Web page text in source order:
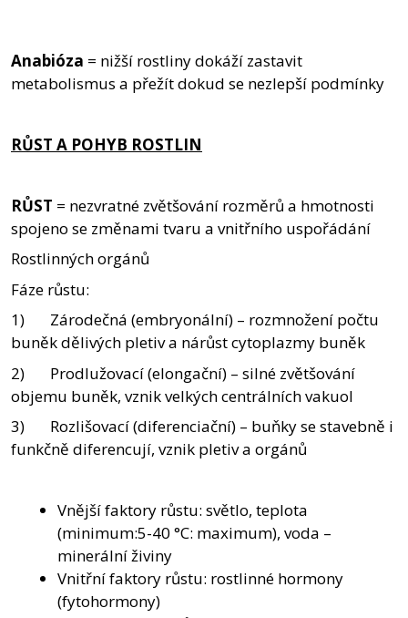
Anabióza = nižší rostliny dokáží zastavit
metabolismus a přežít dokud se nezlepší podmínky
RŮST A POHYB ROSTLIN
RŮST = nezvratné zvětšování rozměrů a hmotnosti
spojeno se změnami tvaru a vnitřního uspořádání
Rostlinných orgánů
Fáze růstu:
1) Zárodečná (embryonální) – rozmnožení počtu
buněk dělivých pletiv a nárůst cytoplazmy buněk
2) Prodlužovací (elongační) – silné zvětšování
objemu buněk, vznik velkých centrálních vakuol
3) Rozlišovací (diferenciační) – buňky se stavebně i
funkčně diferencují, vznik pletiv a orgánů
Vnější faktory růstu: světlo, teplota
(minimum:5-40 °C: maximum), voda –
minerální živiny
Vnitřní faktory růstu: rostlinné hormony
(fytohormony)